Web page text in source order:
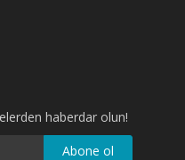
haberdar olun!
Abone ol